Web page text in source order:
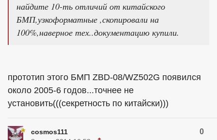
найдите 10-ть отличий от китайского
БМП,узкоформатные ,скопировали на
100%,наверное тех..документацию купили.
прототип этого БМП ZBD-08/WZ502G появился
около 2005-6 годов...точнее не
установить(((секретность по китайски)))
cosmos111 0